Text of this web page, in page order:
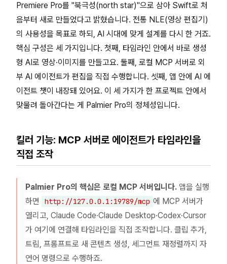
Premiere Pro를 "북극성(north star)"으로 삼아 Swift로 처
음부터 새로 만들었다고 밝혔습니다. 전통 NLE(영상 편집기)
의 사용성을 목표로 하되, AI 시대에 맞게 설계를 다시 한 거죠.
핵심 구성은 세 가지입니다. 첫째, 타임라인 안에서 바로 생성
형 AI로 영상·이미지를 만들고요. 둘째, 로컬 MCP 서버로 외
부 AI 에이전트가 편집을 직접 수행합니다. 셋째, 앱 안에 AI 에
이전트 챗이 내장돼 있어요. 이 세 가지가 한 프로젝트 안에서
맞물려 돌아간다는 게 Palmier Pro의 정체성입니다.
킬러 기능: MCP 서버로 에이전트가 타임라인을
직접 조작
Palmier Pro의 핵심은 로컬 MCP 서버입니다. 앱을 실행
하면
http://127.0.0.1:19789/mcp 에 MCP 서버가
열리고, Claude Code·Claude Desktop·Codex·Cursor
가 여기에 연결해 타임라인을 직접 조작합니다. 클립 추가,
트림, 프롬프트로 새 콘텐츠 생성, 세그먼트 재정렬까지 자
연어 명령으로 수행하죠.